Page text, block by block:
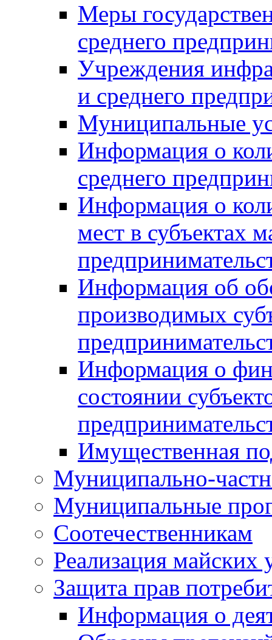
Меры
среднего
Учреждения
и среднего
Муниципальные
Информация о
среднего
Информация о
мест в субъектах
Информация об
производимых
Информация о
состоянии
Имущественная
Муниципально-
Муниципальные
Соотечественникам
Реализация майских
Защита прав
Информация о